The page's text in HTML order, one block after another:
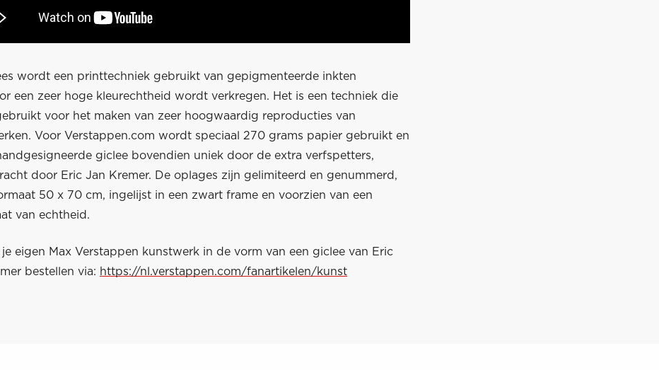
wordt een printtechniek gebruikt van gepigmenteerde inkten
een zeer hoge kleurechtheid wordt verkregen. Het is een techniek die
voor het maken van zeer hoogwaardig reproducties van
Voor Verstappen.com wordt speciaal 270 grams papier gebruikt en
giclee bovendien uniek door de extra verfspetters,
door Eric Jan Kremer. De oplages zijn gelimiteerd en genummerd,
50 x 70 cm, ingelijst in een zwart frame en voorzien van een
van echtheid.
eigen Max Verstappen kunstwerk in de vorm van een giclee van Eric
bestellen via: https://nl.verstappen.com/fanartikelen/kunst